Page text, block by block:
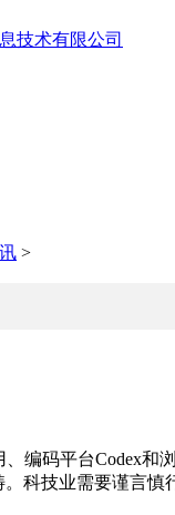
>
码平台Codex和
科技业需要谨言